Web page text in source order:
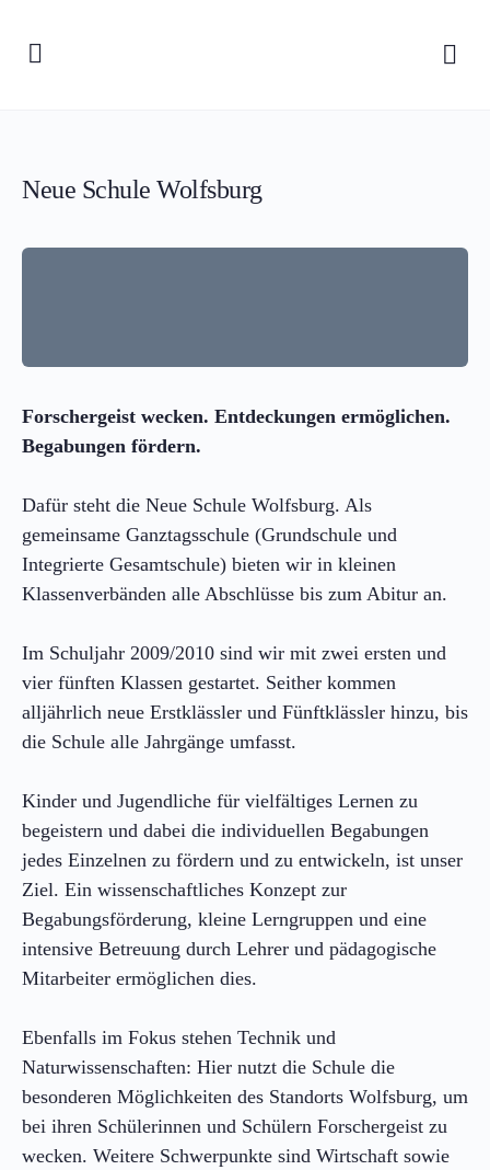
Neue Schule Wolfsburg
Forschergeist wecken. Entdeckungen ermöglichen.
Begabungen fördern.
Dafür steht die Neue Schule Wolfsburg. Als
gemeinsame Ganztagsschule (Grundschule und
Integrierte Gesamtschule) bieten wir in kleinen
Klassenverbänden alle Abschlüsse bis zum Abitur an.
Im Schuljahr 2009/2010 sind wir mit zwei ersten und
vier fünften Klassen gestartet. Seither kommen
alljährlich neue Erstklässler und Fünftklässler hinzu, bis
die Schule alle Jahrgänge umfasst.
Kinder und Jugendliche für vielfältiges Lernen zu
begeistern und dabei die individuellen Begabungen
jedes Einzelnen zu fördern und zu entwickeln, ist unser
Ziel. Ein wissenschaftliches Konzept zur
Begabungsförderung, kleine Lerngruppen und eine
intensive Betreuung durch Lehrer und pädagogische
Mitarbeiter ermöglichen dies.
Ebenfalls im Fokus stehen Technik und
Naturwissenschaften: Hier nutzt die Schule die
besonderen Möglichkeiten des Standorts Wolfsburg, um
bei ihren Schülerinnen und Schülern Forschergeist zu
wecken. Weitere Schwerpunkte sind Wirtschaft sowie